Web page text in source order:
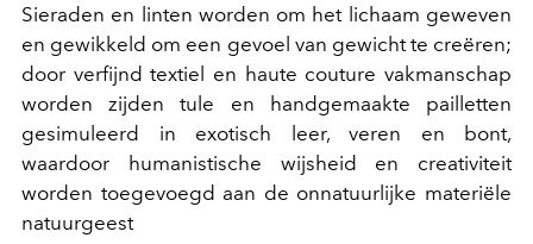
Sieraden en linten worden om het lichaam geweven
en gewikkeld om een ​​gevoel van gewicht te creëren;
door verfijnd textiel en haute couture vakmanschap
worden zijden tule en handgemaakte pailletten
gesimuleerd in exotisch leer, veren en bont,
waardoor humanistische wijsheid en creativiteit
worden toegevoegd aan de onnatuurlijke materiële
natuurgeest